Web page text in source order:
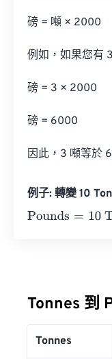
磅 = 噸 × 2000
例如，如果您有
磅 = 3 × 2000
磅 = 6000
因此，3 噸等於
例子: 轉變 10
Pounds= 10
Tonnes 到
Tonnes